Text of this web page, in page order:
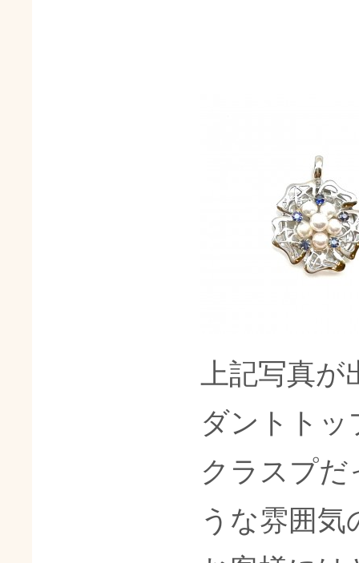
上記写真が
ダントトッ
クラスプ
うな雰囲